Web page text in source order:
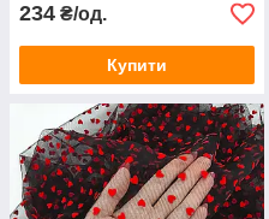
234 ₴/од.
Купити